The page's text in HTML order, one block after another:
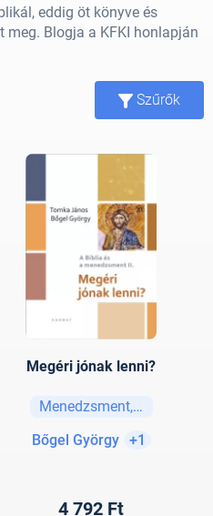
eddig öt könyve és
meg. Blogja a KFKI honlapján
Szűrők
Megéri jónak lenni?
Menedzsment, vezetési
Bőgel György
+1
4 792 Ft